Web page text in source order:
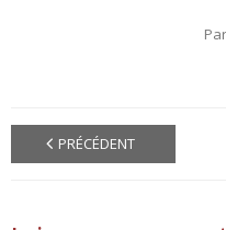
PRÉCÉDENT